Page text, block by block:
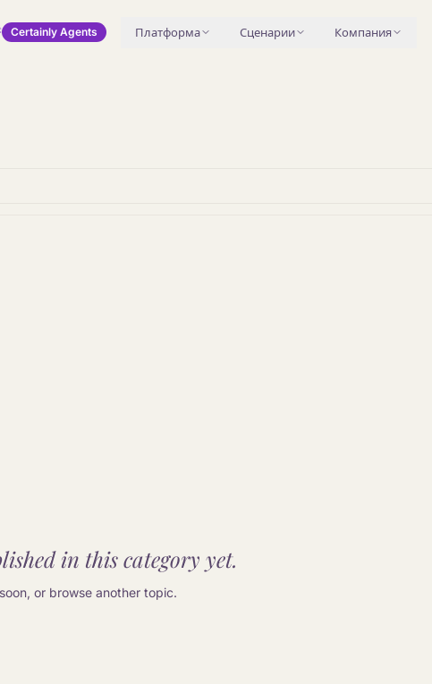
Certainly Agents Платформа Сценарии Компания
in this category yet.
or browse another topic.